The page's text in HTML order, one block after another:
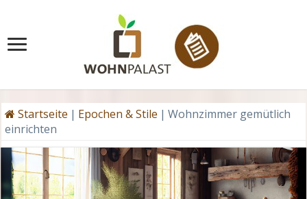
Startseite | Epochen & Stile | Wohnzimmer gemütlich
einrichten